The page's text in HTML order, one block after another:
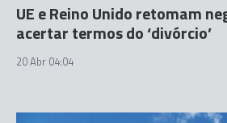
UE e Reino Unido retomam
acertar termos do ‘divórcio’
20 Abr 04:04